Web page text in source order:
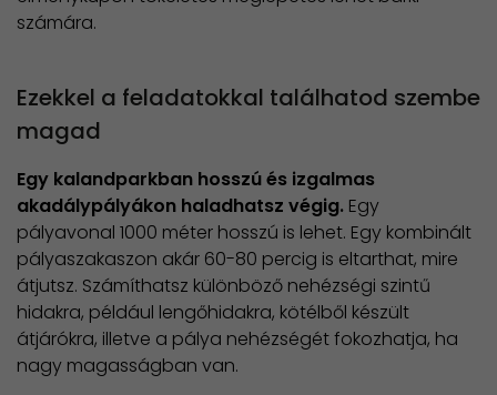
számára.
Ezekkel a feladatokkal találhatod szembe
magad
Egy kalandparkban hosszú és izgalmas
akadálypályákon haladhatsz végig. Egy
pályavonal 1000 méter hosszú is lehet. Egy kombinált
pályaszakaszon akár 60-80 percig is eltarthat, mire
átjutsz. Számíthatsz különböző nehézségi szintű
hidakra, például lengőhidakra, kötélből készült
átjárókra, illetve a pálya nehézségét fokozhatja, ha
nagy magasságban van.